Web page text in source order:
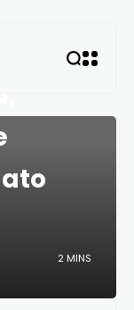
2 MINS